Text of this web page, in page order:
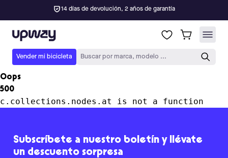
14 días de devolución, 2 años de garantía
Upway
Vender mi bicicleta Buscar por marca, modelo ...
Oops
500
c.collections.nodes.at is not a function
Subscríbete a nuestro boletín y llévate
un descuento sorpresa